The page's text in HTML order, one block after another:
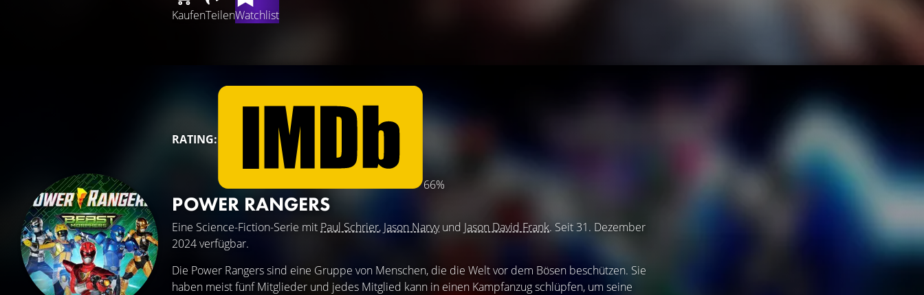
KaufenTeilenWatchlist
RATING:
66%
POWER RANGERS
Eine Science-Fiction-Serie mit Paul Schrier, Jason Narvyund Jason David Frank. Seit 31. Dezember
2024 verfügbar.
Die Power Rangers sind eine Gruppe von Menschen, die die Welt vor dem Bösen beschützen. Sie
haben meist fünf Mitglieder und jedes Mitglied kann in einen Kampfanzug schlüpfen, um seine